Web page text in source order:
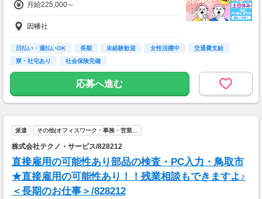
月給225,000～
因幡社
日払い・週払いOK 長期 未経験歓迎 女性活躍中
交通費支給
寮・社宅あり
社会保険完備
応募へ進む
派遣 その他(オフィスワーク・事務・営業…
株式会社テクノ・サービス/828212
直接雇用の可能性あり部品の検査・PC入力・鳥取市
★直接雇用の可能性あり！！残業相談もできますよ♪
＜長期のお仕事＞/828212